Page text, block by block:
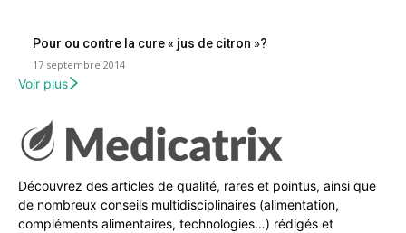
Pour ou contre la cure « jus de citron »?
17 septembre 2014
Voir plus
Découvrez des articles de qualité, rares et pointus, ainsi que
de nombreux conseils multidisciplinaires (alimentation,
compléments alimentaires, technologies…) rédigés et